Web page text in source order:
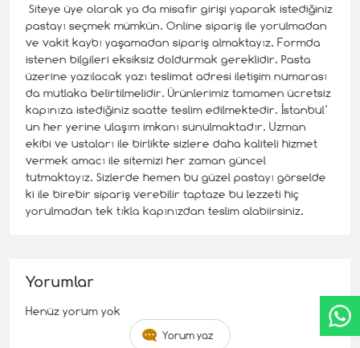
Siteye üye olarak ya da misafir girişi yaparak istediğiniz
pastayı seçmek mümkün. Online sipariş ile yorulmadan
ve vakit kaybı yaşamadan sipariş almaktayız. Formda
istenen bilgileri eksiksiz doldurmak gereklidir. Pasta
üzerine yazılacak yazı teslimat adresi iletişim numarası
da mutlaka belirtilmelidir. Ürünlerimiz tamamen ücretsiz
kapınıza istediğiniz saatte teslim edilmektedir. İstanbul’
un her yerine ulaşım imkanı sunulmaktadır. Uzman
ekibi ve ustaları ile birlikte sizlere daha kaliteli hizmet
vermek amacı ile sitemizi her zaman güncel
tutmaktayız. Sizlerde hemen bu güzel pastayı görselde
ki ile birebir sipariş verebilir taptaze bu lezzeti hiç
yorulmadan tek tıkla kapınızdan teslim alabiirsiniz.
Yorumlar
Henüz yorum yok
Yorum yaz